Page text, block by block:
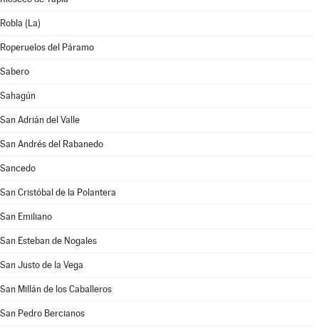
Robla (La)
Roperuelos del Páramo
Sabero
Sahagún
San Adrián del Valle
San Andrés del Rabanedo
Sancedo
San Cristóbal de la Polantera
San Emiliano
San Esteban de Nogales
San Justo de la Vega
San Millán de los Caballeros
San Pedro Bercianos